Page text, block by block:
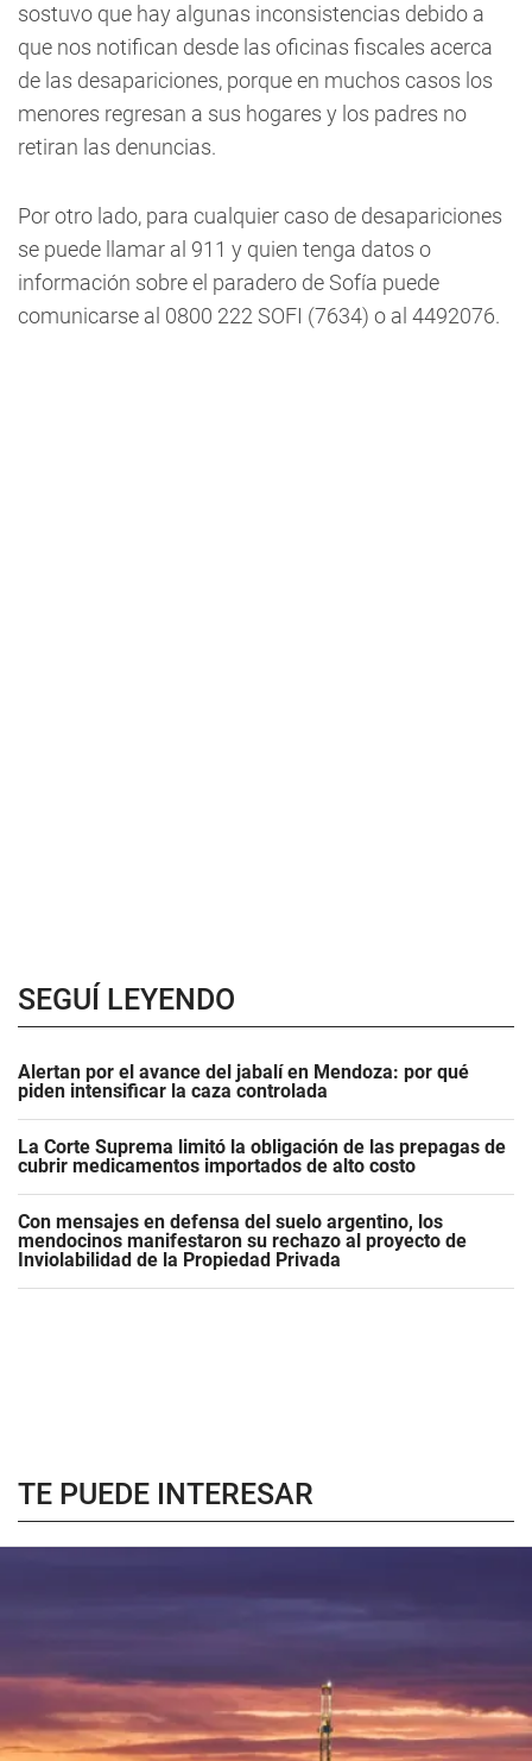
sostuvo que hay algunas inconsistencias debido a
que nos notifican desde las oficinas fiscales acerca
de las desapariciones, porque en muchos casos los
menores regresan a sus hogares y los padres no
retiran las denuncias.
Por otro lado, para cualquier caso de desapariciones
se puede llamar al 911 y quien tenga datos o
información sobre el paradero de Sofía puede
comunicarse al 0800 222 SOFI (7634) o al 4492076.
SEGUÍ LEYENDO
Alertan por el avance del jabalí en Mendoza: por qué
piden intensificar la caza controlada
La Corte Suprema limitó la obligación de las prepagas de
cubrir medicamentos importados de alto costo
Con mensajes en defensa del suelo argentino, los
mendocinos manifestaron su rechazo al proyecto de
Inviolabilidad de la Propiedad Privada
TE PUEDE INTERESAR